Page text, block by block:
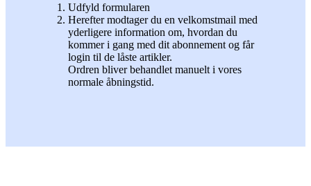
Udfyld formularen
Herefter modtager du en velkomstmail med
yderligere information om, hvordan du
kommer i gang med dit abonnement og får
login til de låste artikler.
Ordren bliver behandlet manuelt i vores
normale åbningstid.